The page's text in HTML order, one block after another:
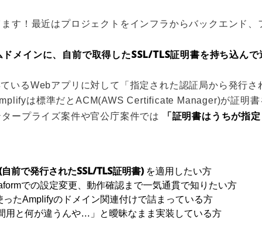
す！最近はプロジェクトをインフラからバックエンド
インに、自前で取得したSSL/TLS証明書を持ち込んで
いるWebアプリに対して「指定された認証局から発行さ
は標準だとACM(AWS Certificate Manager)が証明書
ープライズ案件や官公庁案件では
「証明書はうちが指
前で発行されたSSL/TLS証明書)を適用したい方
での設定変更、動作確認まで一気通貫で知りたい方
ったAmplifyのドメイン関連付けで詰まっている方
用と何が違うんや…」と曖昧なまま実装している方